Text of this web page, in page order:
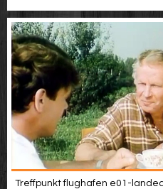
Treffpunkt flughafen e01-